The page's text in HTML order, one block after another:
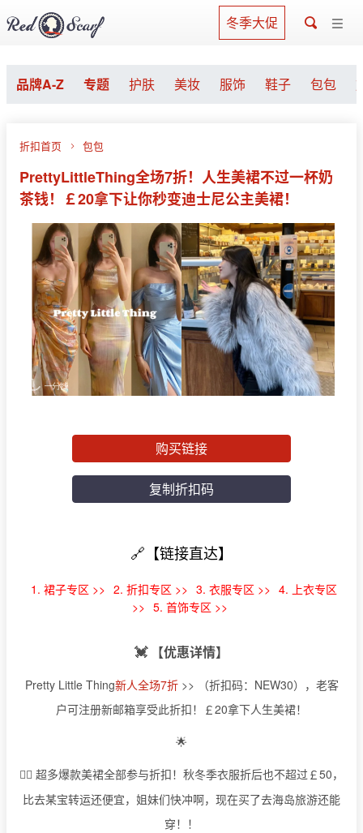
冬季大促
品牌A-Z 专题 护肤 美妆 服饰 鞋子 包包
折扣首页 包包
PrettyLittleThing全场7折！人生美裙不过一杯奶
茶钱！￡20拿下让你秒变迪士尼公主美裙！
购买链接
复制折扣码
🔗【链接直达】
1. 裙子专区 >> 2. 折扣专区 >> 3. 衣服专区 >> 4. 上衣专区
>> 5. 首饰专区 >>
💓 【优惠详情】
Pretty Little Thing新人全场7折>> （折扣码：NEW30），老客
户可注册新邮箱享受此折扣！￡20拿下人生美裙！
🌟
👉🏻 超多爆款美裙全部参与折扣！秋冬季衣服折后也不超过￡50，
比去某宝转运还便宜，姐妹们快冲啊，现在买了去海岛旅游还能
穿！！